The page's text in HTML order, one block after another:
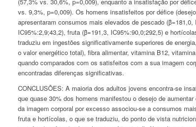
vs. 9,3%, p=0,009). Os homens insatisfeitos por défice
apresentaram consumos mais elevados de pescado
IC95%:2,9;43,2), fruta (β̂=191,3, IC95%:90,0;292,5) e
traduziu em ingestões significativamente superiores de
o valor energético total), fibra alimentar, vitamina B12,
quando comparados com os satisfeitos com a sua imagem
encontradas diferenças significativas.
CONCLUSÕES: A maioria dos adultos jovens encontra-se
que quase 30% dos homens manifestou o desejo de
da imagem corporal por excesso associou-se a consumos
fruta e hortícolas, o que se traduziu, do ponto de vista